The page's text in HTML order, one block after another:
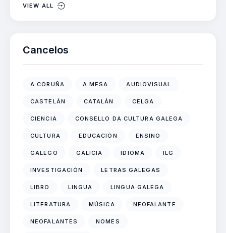
VIEW ALL
Cancelos
A CORUÑA A MESA AUDIOVISUAL
CASTELÁN CATALÁN CELGA
CIENCIA CONSELLO DA CULTURA GALEGA
CULTURA EDUCACIÓN ENSINO
GALEGO GALICIA IDIOMA ILG
INVESTIGACIÓN LETRAS GALEGAS
LIBRO LINGUA LINGUA GALEGA
LITERATURA MÚSICA NEOFALANTE
NEOFALANTES NOMES